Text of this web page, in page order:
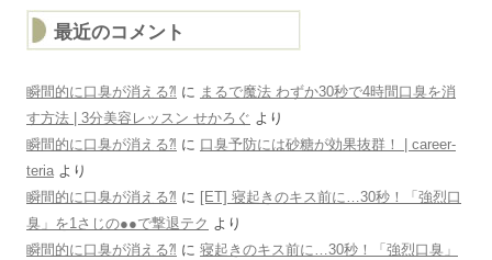
最近のコメント
瞬間的に口臭が消える⁈ に まるで魔法 わずか30秒で4時間口臭を消
す方法 | 3分美容レッスン せかろぐ より
瞬間的に口臭が消える⁈ に 口臭予防には砂糖が効果抜群！ | career-
teria より
瞬間的に口臭が消える⁈ に [ET] 寝起きのキス前に…30秒！「強烈口
臭」を1さじの●●で撃退テク より
瞬間的に口臭が消える⁈ に 寝起きのキス前に…30秒！「強烈口臭」